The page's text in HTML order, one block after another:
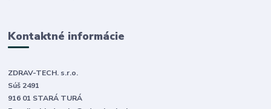
Kontaktné informácie
ZDRAV-TECH. s.r.o.
Súš 2491
916 01 STARÁ TURÁ